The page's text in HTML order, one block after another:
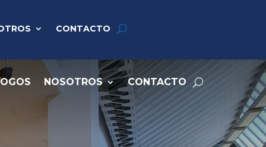
CONTACTO
NOSOTROS CONTACTO